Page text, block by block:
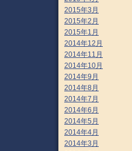
2015年3月
2015年2月
2015年1月
2014年12月
2014年11月
2014年10月
2014年9月
2014年8月
2014年7月
2014年6月
2014年5月
2014年4月
2014年3月